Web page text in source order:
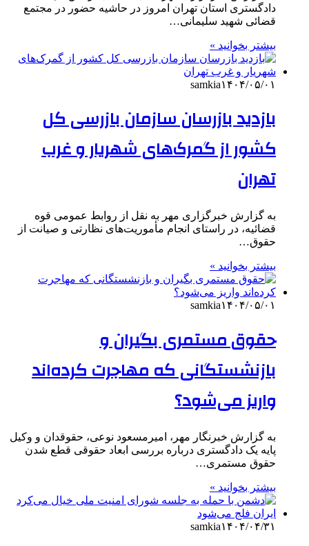
دادگستری استان تهران امروز در حاشیه حضور در مجتمع
قضائی شهید سلیمانی…
بیشتر بخوانید »
samkia۱۴۰۴/۰۵/۰۱
بازدید بازرسان سازمان بازرسی کل
کشور از گمرک‌های شهریار و غرب
تهران
به گزارش خبرگزاری مهر به نقل از روابط عمومی قوه
قضائیه، در راستای انجام مأموریت‌های نظارتی و صیانت از
حقوق…
بیشتر بخوانید »
samkia۱۴۰۴/۰۵/۰۱
حقوق مستمری بگیران و
بازنشستگانی که مهاجرت کرده‌اند
واریز می‌شود؟
به گزارش خبرنگار مهر، امیرمسعود نوعی، حقوقدان و وکیل
پایه یک دادگستری درباره بررسی ابعاد حقوقی قطع شدن
حقوق مستمری…
بیشتر بخوانید »
samkia۱۴۰۴/۰۴/۳۱